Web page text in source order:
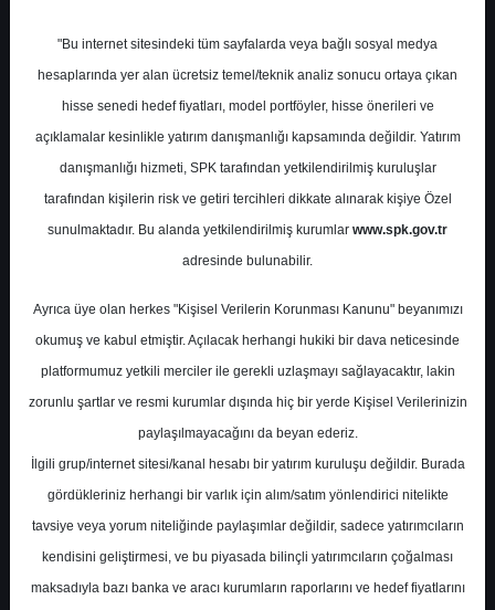
Ana Sayfa Raporlar
Deniz Yatırım
Rapor Detay
Şirket Haberleri
Deniz Yatırım 12 Mart 2025
"Bu internet sitesindeki tüm sayfalarda veya bağlı sosyal medya
hesaplarında yer alan ücretsiz temel/teknik analiz sonucu ortaya çıkan
hisse senedi hedef fiyatları, model portföyler, hisse önerileri ve
açıklamalar kesinlikle yatırım danışmanlığı kapsamında değildir. Yatırım
danışmanlığı hizmeti, SPK tarafından yetkilendirilmiş kuruluşlar
tarafından kişilerin risk ve getiri tercihleri dikkate alınarak kişiye Özel
sunulmaktadır. Bu alanda yetkilendirilmiş kurumlar www.spk.gov.tr
adresinde bulunabilir.
Ayrıca üye olan herkes "Kişisel Verilerin Korunması Kanunu" beyanımızı
okumuş ve kabul etmiştir. Açılacak herhangi hukiki bir dava neticesinde
platformumuz yetkili merciler ile gerekli uzlaşmayı sağlayacaktır, lakin
zorunlu şartlar ve resmi kurumlar dışında hiç bir yerde Kişisel Verilerinizin
paylaşılmayacağını da beyan ederiz.
İlgili grup/internet sitesi/kanal hesabı bir yatırım kuruluşu değildir. Burada
gördükleriniz herhangi bir varlık için alım/satım yönlendirici nitelikte
tavsiye veya yorum niteliğinde paylaşımlar değildir, sadece yatırımcıların
kendisini geliştirmesi, ve bu piyasada bilinçli yatırımcıların çoğalması
maksadıyla bazı banka ve aracı kurumların raporlarını ve hedef fiyatlarını